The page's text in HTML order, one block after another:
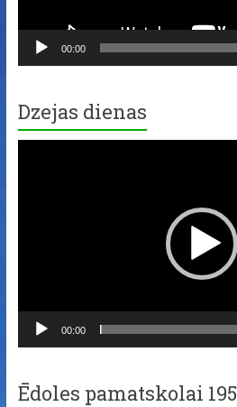
00:00
Dzejas dienas
00:00
Ēdoles pamatskolai 195